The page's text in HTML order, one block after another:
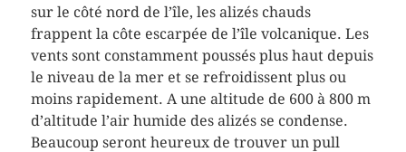
sur le côté nord de l’île, les alizés chauds
frappent la côte escarpée de l’île volcanique. Les
vents sont constamment poussés plus haut depuis
le niveau de la mer et se refroidissent plus ou
moins rapidement. A une altitude de 600 à 800 m
d’altitude l’air humide des alizés se condense.
Beaucoup seront heureux de trouver un pull